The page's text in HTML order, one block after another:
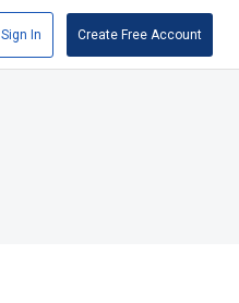
Sign In Create Free Account